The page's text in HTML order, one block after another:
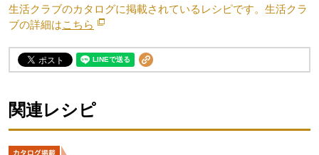
生活クラブのカタログに掲載されているレシピです。生活クラ
ブの詳細はこちら 別のウィンドウで開きます。
関連レシピ